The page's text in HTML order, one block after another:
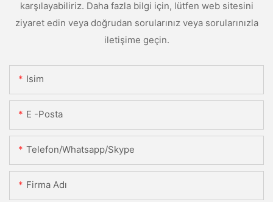
karşılayabiliriz. Daha fazla bilgi için, lütfen web sitesini
ziyaret edin veya doğrudan sorularınız veya sorularınızla
iletişime geçin.
Isim
E -posta
Telefon/Whatsapp/Skype
Firma Adı